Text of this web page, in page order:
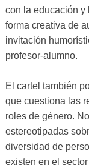
con la educación y
forma creativa de
invitación
profesor-alumno.
El cartel también
que cuestiona las
roles de género.
estereotipadas
diversidad de
existen en el